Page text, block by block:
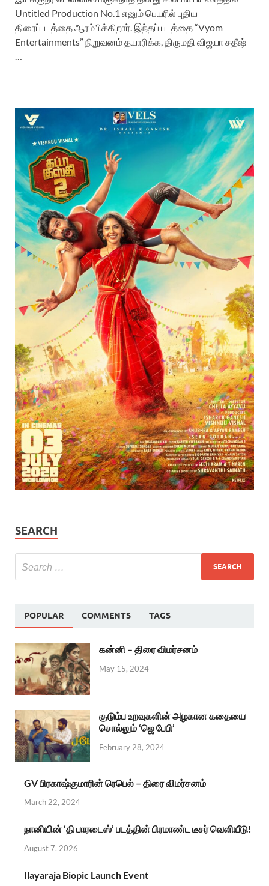
Untitled Production No.1 எனும் பெயரில் புதிய
திரைப்படத்தை ஆரம்பிக்கிறார். இந்தப் படத்தை “Vyom
Entertainments” நிறுவனம் தயாரிக்க, திருமதி விஜயா சதீஷ்
SEARCH
POPULAR COMMENTS TAGS
கன்னி – திரை விமர்சனம்
May 15, 2024
குடும்ப உறவுகளின் அழகான கதையை
சொல்லும் ‘ஜெ பேபி’
February 28, 2024
GV பிரகாஷ்குமாரின் ரெபெல் – திரை விமர்சனம்
March 22, 2024
நானியின் ‘தி பாரடைஸ்’ படத்தின் பிரமாண்ட டீசர் வெளியீடு!
August 7, 2026
Ilayaraja Biopic Launch Event